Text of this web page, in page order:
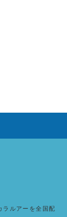
ラルアーを全国配